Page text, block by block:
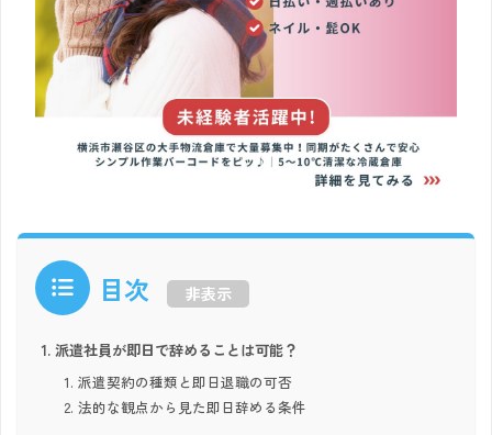
目次 非表示
派遣社員が即日で辞めることは可能？
派遣契約の種類と即日退職の可否
法的な観点から見た即日辞める条件